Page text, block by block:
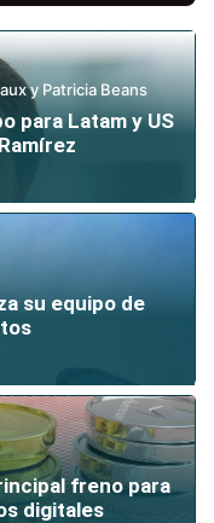
y Patricia Beans
para Latam y US
su equipo de
freno para
digitales